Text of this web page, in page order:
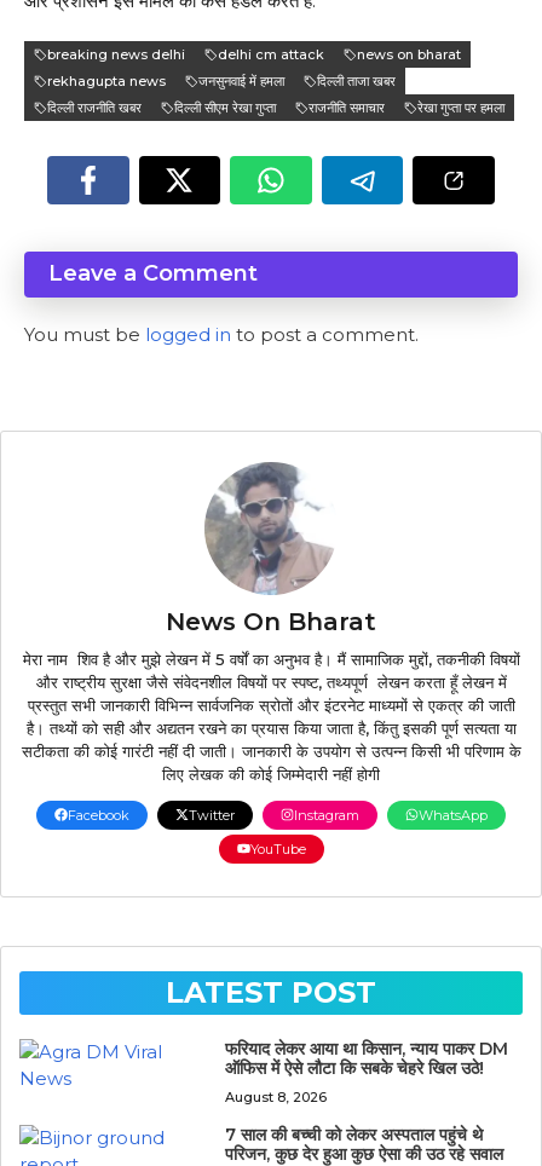
breaking news delhi delhi cm attack
news on bharat
rekhagupta news
जनसुनवाई में हमला
दिल्ली ताजा खबर
दिल्ली राजनीति खबर
दिल्ली सीएम रेखा गुप्ता राजनीति समाचार रेखा गुप्ता पर हमला
Leave a Comment
You must be logged in to post a comment.
News On Bharat
मेरा नाम शिव है और मुझे लेखन में 5 वर्षों का अनुभव है। मैं सामाजिक मुद्दों, तकनीकी विषयों
और राष्ट्रीय सुरक्षा जैसे संवेदनशील विषयों पर स्पष्ट, तथ्यपूर्ण लेखन करता हूँ लेखन में
प्रस्तुत सभी जानकारी विभिन्न सार्वजनिक स्रोतों और इंटरनेट माध्यमों से एकत्र की जाती
है। तथ्यों को सही और अद्यतन रखने का प्रयास किया जाता है, किंतु इसकी पूर्ण सत्यता या
सटीकता की कोई गारंटी नहीं दी जाती। जानकारी के उपयोग से उत्पन्न किसी भी परिणाम के
लिए लेखक की कोई जिम्मेदारी नहीं होगी
Facebook Twitter Instagram
WhatsApp
YouTube
LATEST POST
फरियाद लेकर आया था किसान, न्याय पाकर DM
ऑफिस में ऐसे लौटा कि सबके चेहरे खिल उठे!
August 8, 2026
7 साल की बच्ची को लेकर अस्पताल पहुंचे थे
परिजन, कुछ देर हुआ कुछ ऐसा की उठ रहे सवाल